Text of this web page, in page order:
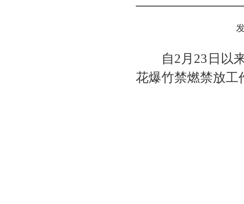
自2月23日以
花爆竹禁燃禁放工